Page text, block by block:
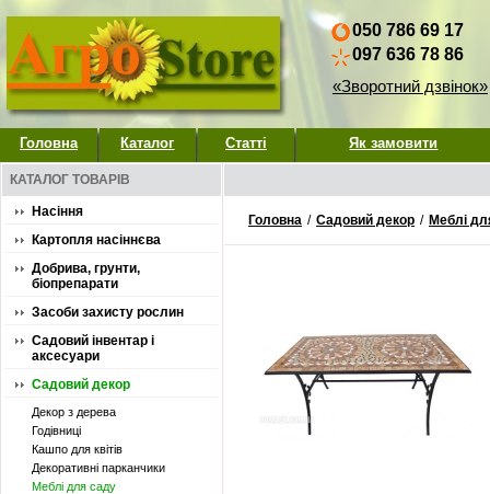
050 786 69 17
097 636 78 86
«Зворотний дзвінок»
Головна Каталог Статті Як замовити
КАТАЛОГ ТОВАРІВ
Насіння
Картопля насіннєва
Добрива, грунти,
біопрепарати
Засоби захисту рослин
Садовий інвентар і
аксесуари
Садовий декор
Декор з дерева
Годівниці
Кашпо для квітів
Декоративні парканчики
Меблі для саду
Головна / Садовий декор / Меблі